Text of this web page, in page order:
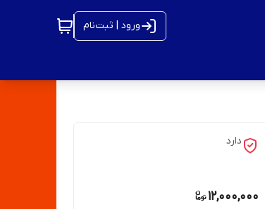
ورود | ثبت‌نام
دارد
12,000,000